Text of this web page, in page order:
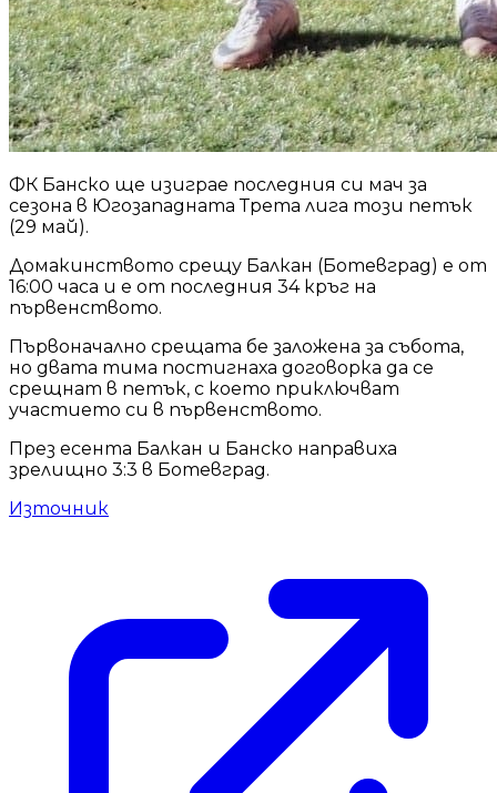
ФК Банско ще изиграе последния си мач за
сезона в Югозападната Трета лига този петък
(29 май).
Домакинството срещу Балкан (Ботевград) е от
16:00 часа и е от последния 34 кръг на
първенството.
Първоначално срещата бе заложена за събота,
но двата тима постигнаха договорка да се
срещнат в петък, с което приключват
участието си в първенството.
През есента Балкан и Банско направиха
зрелищно 3:3 в Ботевград.
Източник